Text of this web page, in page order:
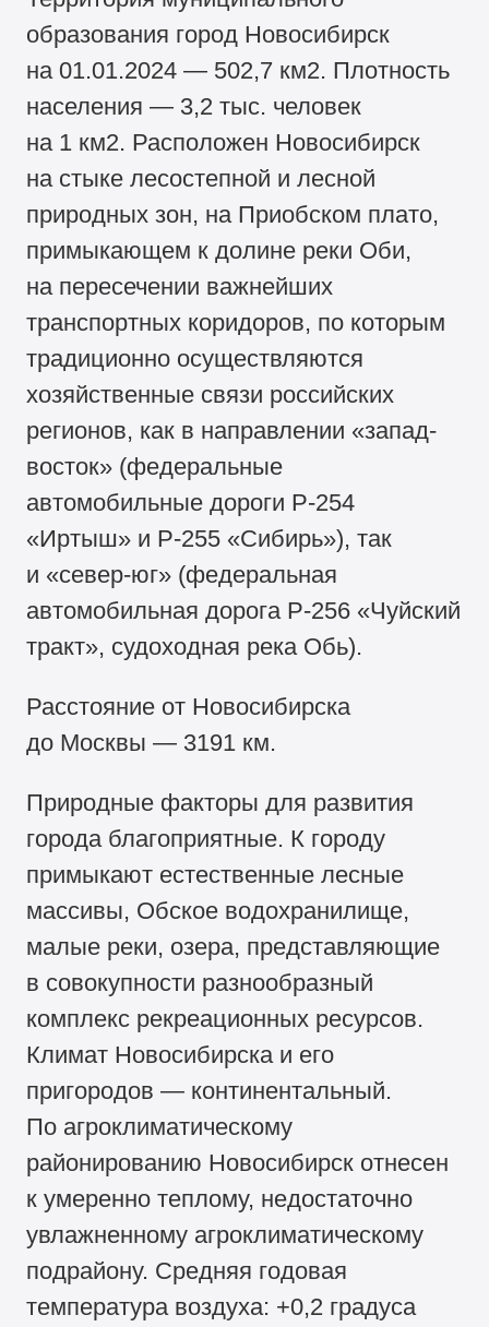
образования город Новосибирск
на 01.01.2024 — 502,7 км2. Плотность
населения — 3,2 тыс. человек
на 1 км2. Расположен Новосибирск
на стыке лесостепной и лесной
природных зон, на Приобском плато,
примыкающем к долине реки Оби,
на пересечении важнейших
транспортных коридоров, по которым
традиционно осуществляются
хозяйственные связи российских
регионов, как в направлении «запад-
восток» (федеральные
автомобильные дороги Р-254
«Иртыш» и Р-255 «Сибирь»), так
и «север-юг» (федеральная
автомобильная дорога Р-256 «Чуйский
тракт», судоходная река Обь).
Расстояние от Новосибирска
до Москвы — 3191 км.
Природные факторы для развития
города благоприятные. К городу
примыкают естественные лесные
массивы, Обское водохранилище,
малые реки, озера, представляющие
в совокупности разнообразный
комплекс рекреационных ресурсов.
Климат Новосибирска и его
пригородов — континентальный.
По агроклиматическому
районированию Новосибирск отнесен
к умеренно теплому, недостаточно
увлажненному агроклиматическому
подрайону. Средняя годовая
температура воздуха: +0,2 градуса